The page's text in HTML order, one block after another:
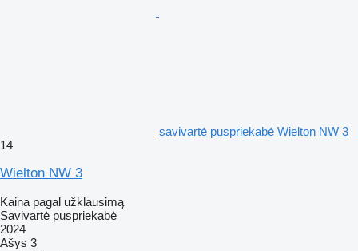
savivartė puspriekabė Wielton NW 3
14
Wielton NW 3
Kaina pagal užklausimą
Savivartė puspriekabė
2024
Ašys 3